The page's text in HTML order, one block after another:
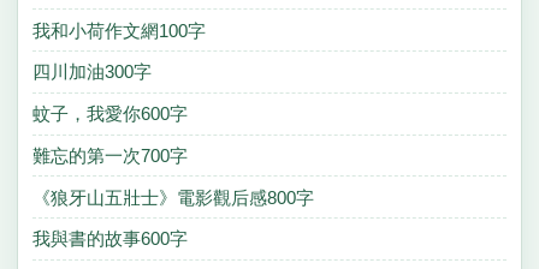
我和小荷作文網100字
四川加油300字
蚊子，我愛你600字
難忘的第一次700字
《狼牙山五壯士》電影觀后感800字
我與書的故事600字